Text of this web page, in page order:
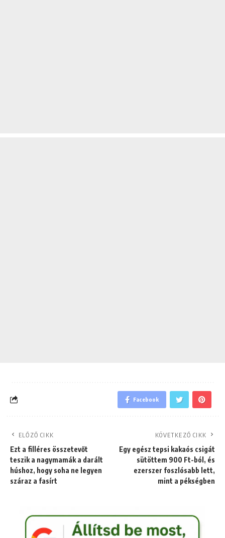
Facebook
ELŐZŐ CIKK
Ezt a filléres összetevőt
teszik a nagymamák a darált
húshoz, hogy soha ne legyen
száraz a fasírt
KÖVETKEZŐ CIKK
Egy egész tepsi kakaós csigát
sütöttem 900 Ft-ból, és
ezerszer foszlósabb lett,
mint a pékségben